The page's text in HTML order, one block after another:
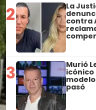
2 La
contra
3 Murió
pasó